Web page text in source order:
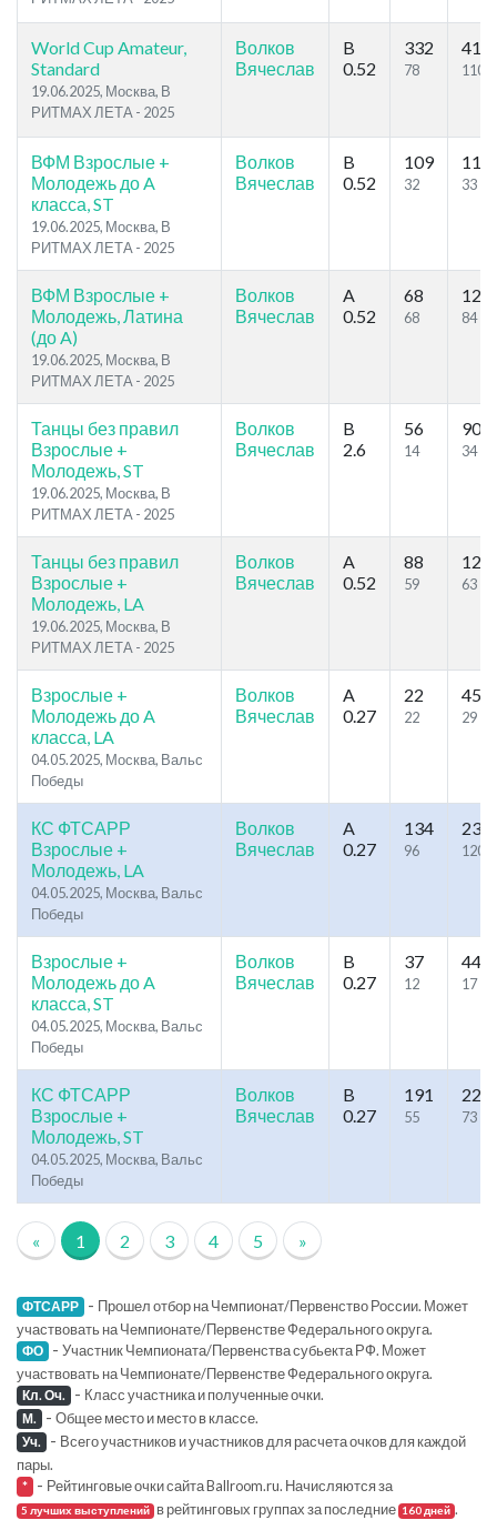
World Cup Amateur,
Standard
19.06.2025, Москва, В
РИТМАХ ЛЕТА - 2025
Волков
Вячеслав
B
0.52
332
78
410
110
ВФМ Взрослые +
Молодежь до A
класса, ST
19.06.2025, Москва, В
РИТМАХ ЛЕТА - 2025
Волков
Вячеслав
B
0.52
109
32
111
33
ВФМ Взрослые +
Молодежь, Латина
(до A)
19.06.2025, Москва, В
РИТМАХ ЛЕТА - 2025
Волков
Вячеслав
A
0.52
68
68
129
84
Танцы без правил
Взрослые +
Молодежь, ST
19.06.2025, Москва, В
РИТМАХ ЛЕТА - 2025
Волков
Вячеслав
B
2.6
56
14
90
34
Танцы без правил
Взрослые +
Молодежь, LA
19.06.2025, Москва, В
РИТМАХ ЛЕТА - 2025
Волков
Вячеслав
A
0.52
88
59
122
63
Взрослые +
Молодежь до A
класса, LA
04.05.2025, Москва, Вальс
Победы
Волков
Вячеслав
A
0.27
22
22
45
29
КС ФТСАРР
Взрослые +
Молодежь, LA
04.05.2025, Москва, Вальс
Победы
Волков
Вячеслав
A
0.27
134
96
239
120
Взрослые +
Молодежь до A
класса, ST
04.05.2025, Москва, Вальс
Победы
Волков
Вячеслав
B
0.27
37
12
44
17
КС ФТСАРР
Взрослые +
Молодежь, ST
04.05.2025, Москва, Вальс
Победы
Волков
Вячеслав
B
0.27
191
55
229
73
« 1 2 3 4 5 »
ФТСАРР - Прошел отбор на Чемпионат/Первенство России. Может
участвовать на Чемпионате/Первенстве Федерального округа.
ФО - Участник Чемпионата/Первенства субьекта РФ. Может
участвовать на Чемпионате/Первенстве Федерального округа.
Кл. Оч. - Класс участника и полученные очки.
М. - Общее место и место в классе.
Уч. - Всего участников и участников для расчета очков для каждой
пары.
* - Рейтинговые очки сайта Ballroom.ru. Начисляются за
5 лучших выступлений в рейтинговых группах за последние 160 дней .